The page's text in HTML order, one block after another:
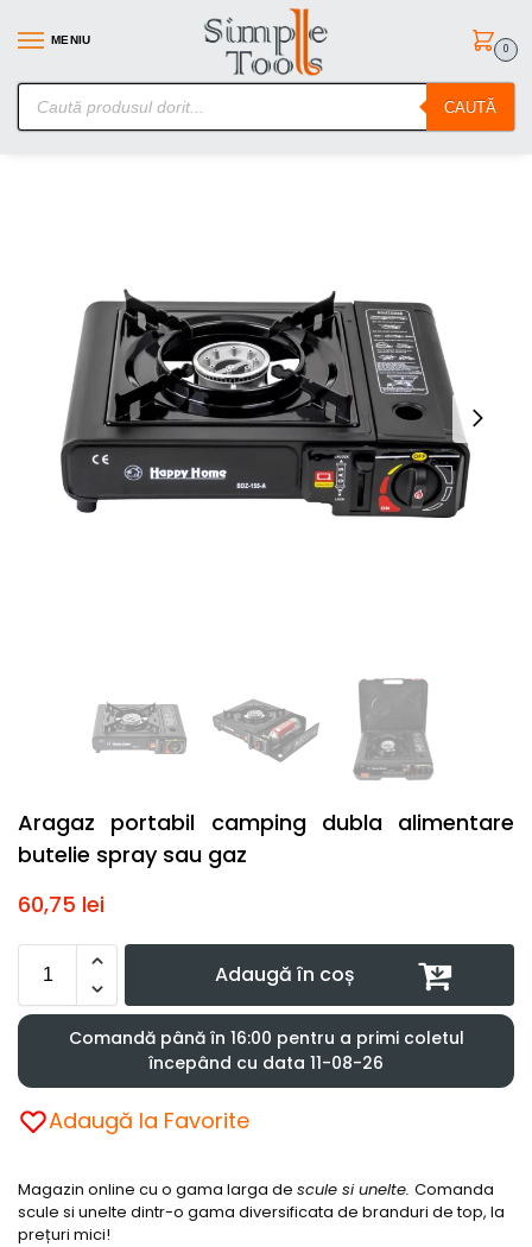
MENIU
CAUTĂ
0
SimpleTools.ro – Gasesti orice – Comanzi simplu
Prima pagină
Diverse Camping Aragaz portabil camping dubla alimentare butelie spray sau gaz
Aragaz portabil camping dubla alimentare
butelie spray sau gaz
60,75 lei
Adaugă în coș
Comandă până în 16:00 pentru a primi coletul
începând cu data 11-08-26
Adaugă la Favorite
Magazin online cu o gama larga de scule si unelte. Comanda
scule si unelte dintr-o gama diversificata de branduri de top, la
prețuri mici!